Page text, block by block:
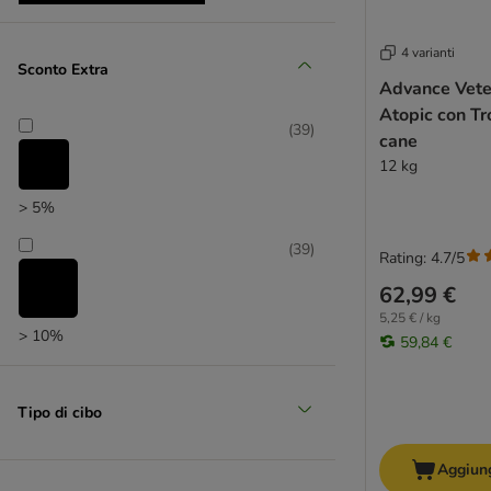
FitActive
Forza10 BIO
PURINA Friskies
Green Petfood
Happy Dog Supreme
Taglio prezzo con coupon
Sconto Extra
> 5%
(39)
> 10%
(39)
Tipo di cibo
4 varianti
Advance
Atopic con
cane
12 kg
62,99 €
5,25 € / kg
59,84 €
Rating: 4.7/5